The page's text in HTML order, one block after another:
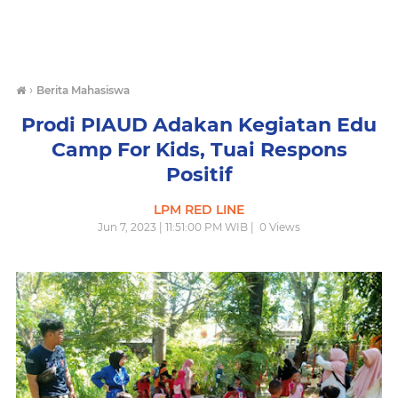
› Berita Mahasiswa
Prodi PIAUD Adakan Kegiatan Edu
Camp For Kids, Tuai Respons
Positif
LPM RED LINE
Jun 7, 2023 | 11:51:00 PM WIB | 0 Views